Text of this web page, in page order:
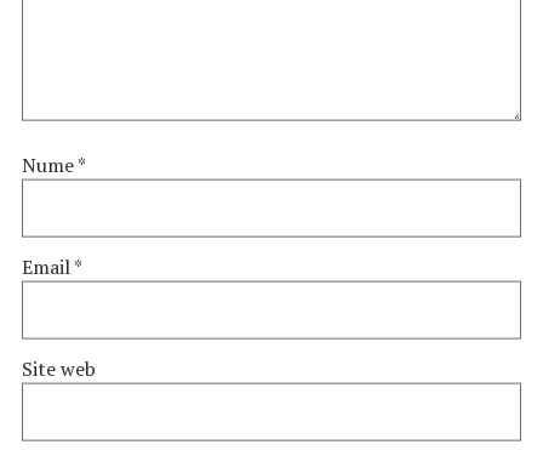
Nume*
Email*
Site web